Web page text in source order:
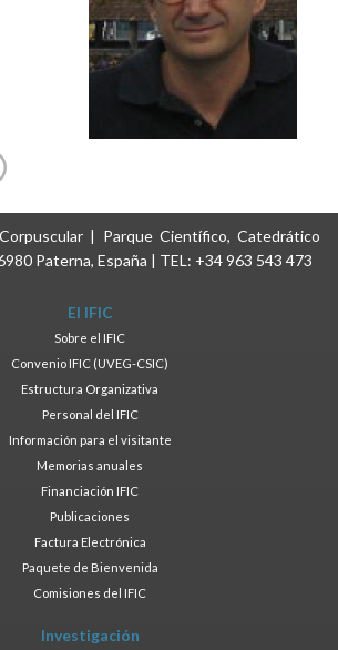
| Parque Científico, Catedrático
Paterna, España | TEL: +34 963 543 473
El IFIC
Sobre el IFIC
Convenio IFIC (UVEG-CSIC)
Estructura Organizativa
Personal del IFIC
Información para el visitante
Memorias anuales
Financiación IFIC
Publicaciones
Factura Electrónica
Paquete de Bienvenida
Comisiones del IFIC
Investigación